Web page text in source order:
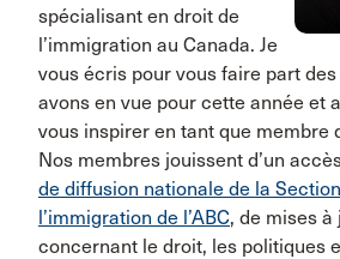
spécialisant en droit de
l’immigration au Canada. Je
vous écris pour vous faire part
avons en vue pour cette année et
vous inspirer en tant que membre
Nos membres jouissent d’un
de diffusion nationale de la
l’immigration de l’ABC, de mises
concernant le droit, les politiques